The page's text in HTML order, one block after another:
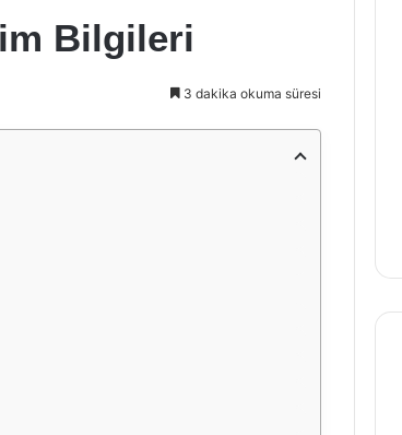
Bilgileri
3 dakika okuma süresi